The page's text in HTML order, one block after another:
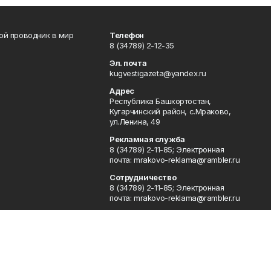
проводник в мир
Телефон
8 (34789) 2-12-35
Эл. почта
kugvestigazeta@yandex.ru
Адрес
Республика Башкортостан,
Кугарчинский район, с.Мраково,
ул.Ленина, 49
Рекламная служба
8 (34789) 2-11-85; Электронная
почта: mrakovo-reklama@rambler.ru
Сотрудничество
8 (34789) 2-11-85; Электронная
почта: mrakovo-reklama@rambler.ru